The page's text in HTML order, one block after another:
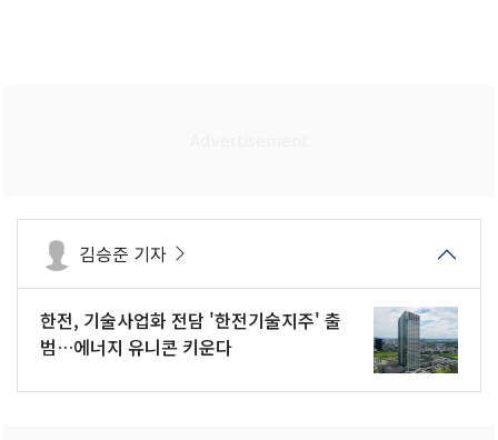
김승준 기자
한전, 기술사업화 전담 '한전기술지주' 출
범…에너지 유니콘 키운다